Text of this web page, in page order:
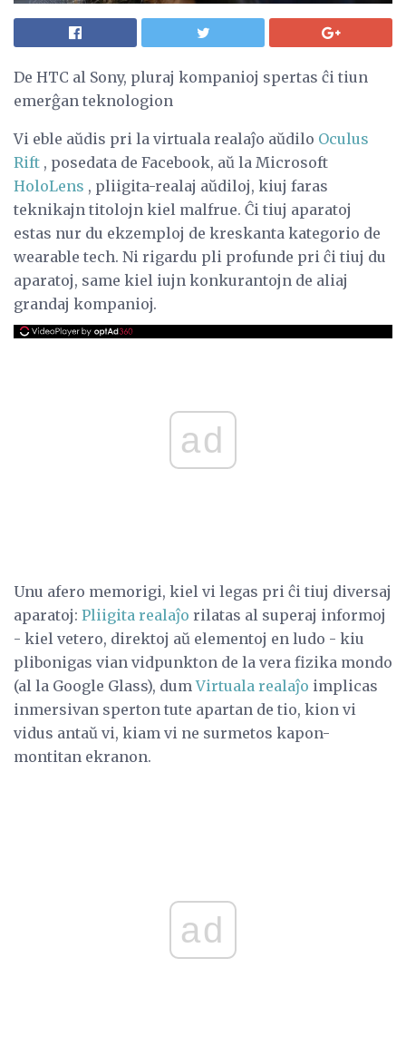
De HTC al Sony, pluraj kompanioj spertas ĉi tiun
emerĝan teknologion
Vi eble aŭdis pri la virtuala realaĵo aŭdilo Oculus
Rift , posedata de Facebook, aŭ la Microsoft
HoloLens , pliigita-realaj aŭdiloj, kiuj faras
teknikajn titolojn kiel malfrue. Ĉi tiuj aparatoj
estas nur du ekzemploj de kreskanta kategorio de
wearable tech. Ni rigardu pli profunde pri ĉi tiuj du
aparatoj, same kiel iujn konkurantojn de aliaj
grandaj kompanioj.
ad
Unu afero memorigi, kiel vi legas pri ĉi tiuj diversaj
aparatoj: Pliigita realaĵo rilatas al superaj informoj
- kiel vetero, direktoj aŭ elementoj en ludo - kiu
plibonigas vian vidpunkton de la vera fizika mondo
(al la Google Glass), dumVirtuala realaĵo implicas
inmersivan sperton tute apartan de tio, kion vi
vidus antaŭ vi, kiam vi ne surmetos kapon-
montitan ekranon.
ad